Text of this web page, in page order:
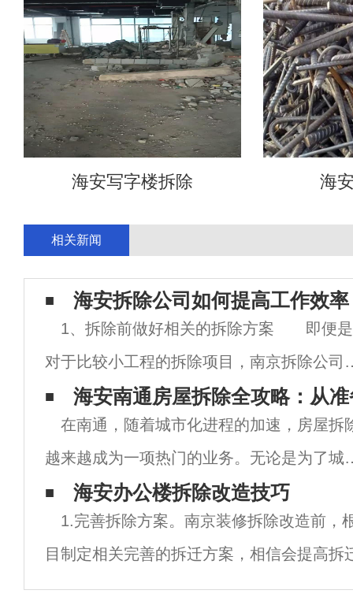
海安写字楼拆除 海
相关新闻
海安拆除公司如何提高工作效
1、拆除前做好相关的拆除方案 即便是
对于比较小工程的拆除项目，南京拆除公司
开始进行拆除施工作业之前，也应该做好工
方案的相关拟定工作，这样才能促使后续的
除工作得以顺利进行。对于小型的工程项目
拆
海安南通房屋拆除全攻略：从
在南通，随着城市化进程的加速，房屋拆
越来越成为一项热门的业务。无论是为了城
更新、改善居民生活环境，还是为了新建项
目，房屋拆除都扮演着重要的角色。然而，
屋拆除并非一项简单的工作，涉及法律法规
工程
海安办公楼拆除改造技巧
1.完善拆除方案。南京装修拆除改造前，
目制定相关完善的拆迁方案，相信会提高拆
然，如果不知道如何制定拆迁改造方案，也